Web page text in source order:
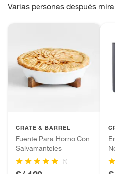
oVarias personas después
CRATE & BARREL
Fuente Para Horno Con
Salvamanteles
(1)